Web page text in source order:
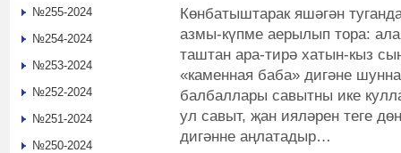
Көнбатыштарак яшәгән
азмы-күпме аерылып тора:
таштан ара-тирә хатын-кыз
«каменная баба» дигәне
балбаллары савытны ике
ул савыт, җан ияләрен теге
дигәнне аңлатадыр…
№255-2024
№254-2024
№253-2024
№252-2024
№251-2024
№250-2024